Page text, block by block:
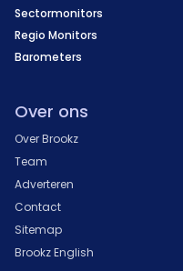
Sectormonitors
Regio Monitors
Barometers
Over ons
Over Brookz
Team
Adverteren
Contact
Sitemap
Brookz English